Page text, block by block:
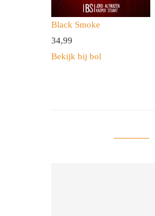
Black Smoke
34,99
Bekijk bij bol